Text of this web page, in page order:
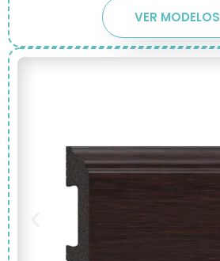
VER MODELOS